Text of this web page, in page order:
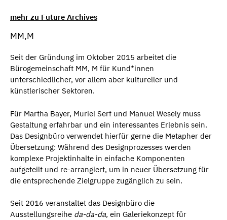
mehr zu Future Archives
MM,M
Seit der Gründung im Oktober 2015 arbeitet die
Bürogemeinschaft MM, M für Kund*innen
unterschiedlicher, vor allem aber kultureller und
künstlerischer Sektoren.
Für Martha Bayer, Muriel Serf und Manuel Wesely muss
Gestaltung erfahrbar und ein interessantes Erlebnis sein.
Das Designbüro verwendet hierfür gerne die Metapher der
Übersetzung: Während des Designprozesses werden
komplexe Projektinhalte in einfache Komponenten
aufgeteilt und re-arrangiert, um in neuer Übersetzung für
die entsprechende Zielgruppe zugänglich zu sein.
Seit 2016 veranstaltet das Designbüro die
Ausstellungsreihe da-da-da, ein Galeriekonzept für